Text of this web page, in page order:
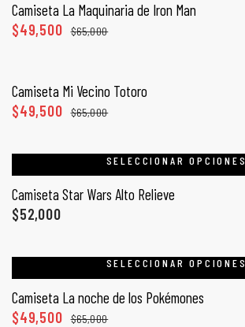
Camiseta La Maquinaria de Iron Man
$65,000
$49,500
Camiseta Mi Vecino Totoro
$65,000
$49,500
SELECCIONAR OPCIONES
Camiseta Star Wars Alto Relieve
$52,000
SELECCIONAR OPCIONES
Camiseta La noche de los Pokémones
$65,000
$49,500